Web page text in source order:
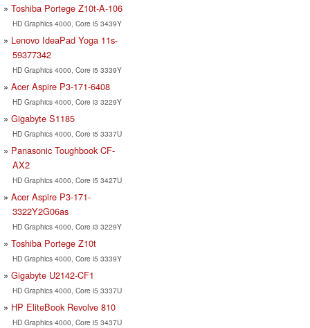
Toshiba Portege Z10t-A-106
HD Graphics 4000, Core i5 3439Y
Lenovo IdeaPad Yoga 11s-
59377342
HD Graphics 4000, Core i5 3339Y
Acer Aspire P3-171-6408
HD Graphics 4000, Core i3 3229Y
Gigabyte S1185
HD Graphics 4000, Core i5 3337U
Panasonic Toughbook CF-
AX2
HD Graphics 4000, Core i5 3427U
Acer Aspire P3-171-
3322Y2G06as
HD Graphics 4000, Core i3 3229Y
Toshiba Portege Z10t
HD Graphics 4000, Core i5 3339Y
Gigabyte U2142-CF1
HD Graphics 4000, Core i5 3337U
HP EliteBook Revolve 810
HD Graphics 4000, Core i5 3437U